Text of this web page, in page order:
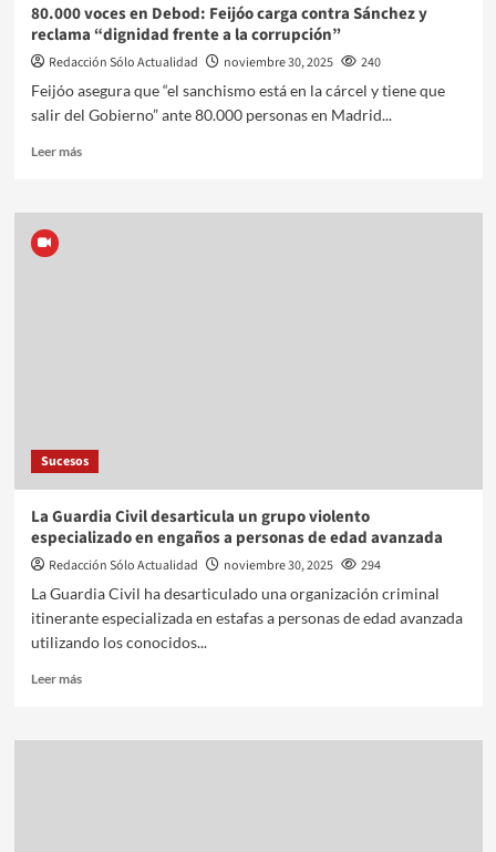
80.000 voces en Debod: Feijóo carga contra Sánchez y
reclama “dignidad frente a la corrupción”
Redacción Sólo Actualidad noviembre 30, 2025
240
Feijóo asegura que “el sanchismo está en la cárcel y tiene que
salir del Gobierno” ante 80.000 personas en Madrid...
Leer más
Sucesos
La Guardia Civil desarticula un grupo violento
especializado en engaños a personas de edad avanzada
Redacción Sólo Actualidad noviembre 30, 2025
294
La Guardia Civil ha desarticulado una organización criminal
itinerante especializada en estafas a personas de edad avanzada
utilizando los conocidos...
Leer más